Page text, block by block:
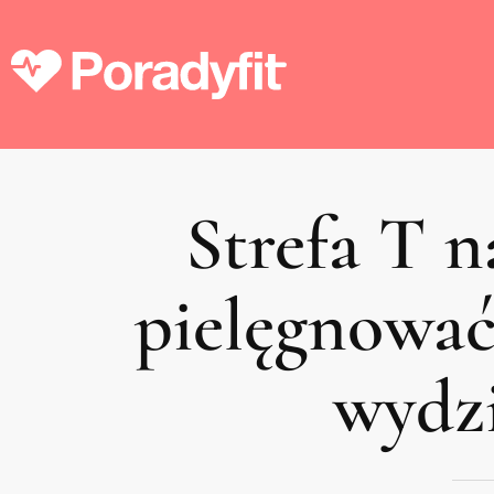
Strefa T